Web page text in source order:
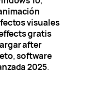
visuales
gratis
after
,software
2025.